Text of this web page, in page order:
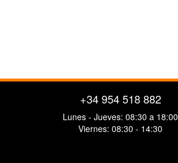
+34 954 518 882
Lunes - Jueves: 08:30 a 18:00
Viernes: 08:30 - 14:30